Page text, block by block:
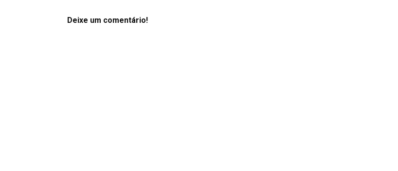
Deixe um comentário!